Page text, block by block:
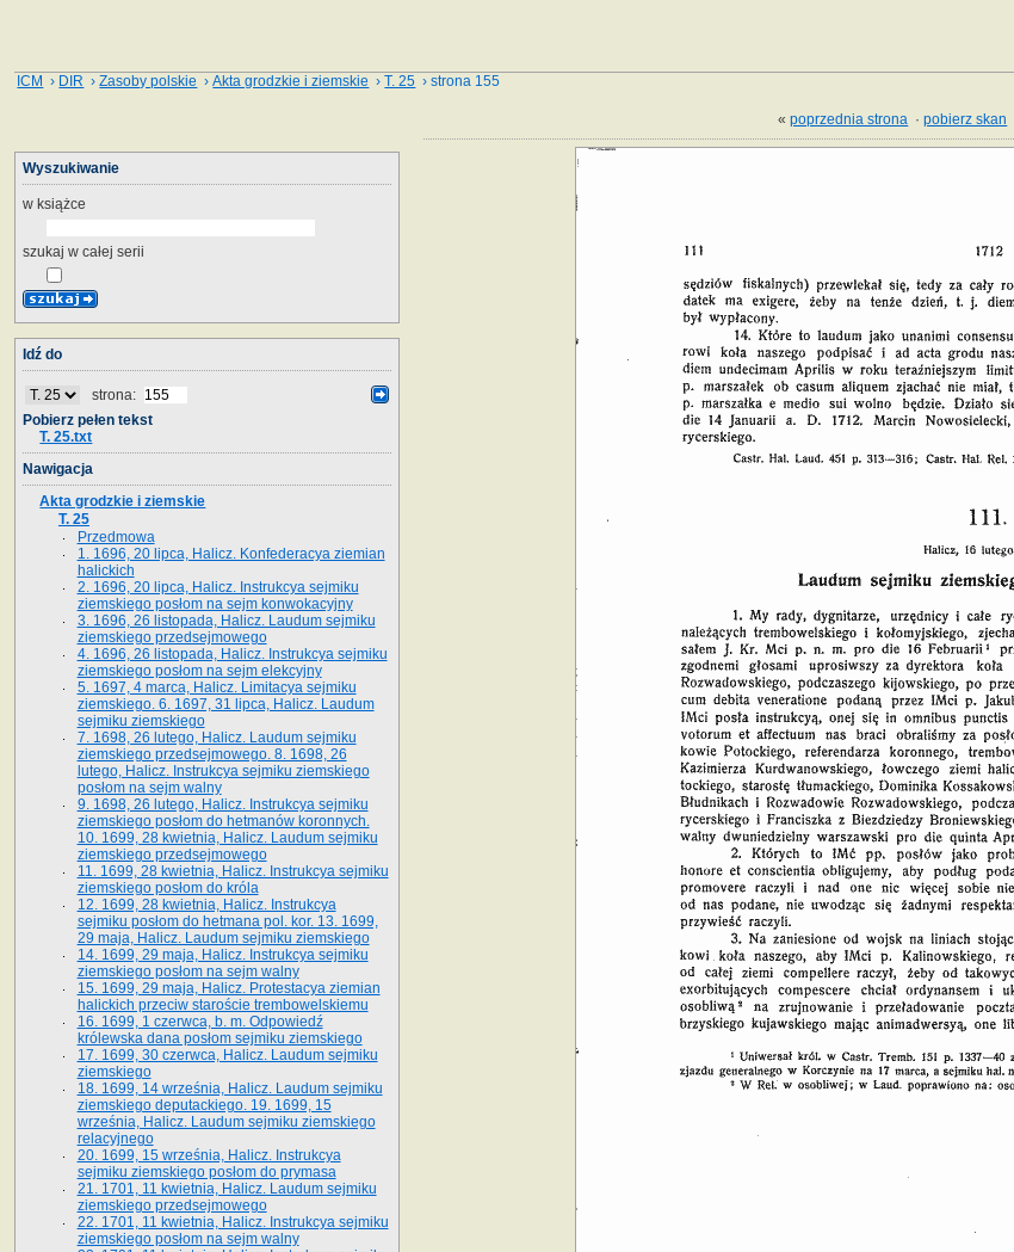
ICM › DIR ›Zasoby polskie ›Akta grodzkie i ziemskie ›T. 25 › strona 155
«poprzednia strona ·pobierz skan
Wyszukiwanie
w książce
szukaj w całej serii
Idź do
strona:
Pobierz pełen tekst
T. 25.txt
Nawigacja
Akta grodzkie i ziemskie
T. 25
Przedmowa
1. 1696, 20 lipca, Halicz. Konfederacya ziemian
halickich
2. 1696, 20 lipca, Halicz. Instrukcya sejmiku
ziemskiego posłom na sejm konwokacyjny
3. 1696, 26 listopada, Halicz. Laudum sejmiku
ziemskiego przedsejmowego
4. 1696, 26 listopada, Halicz. Instrukcya sejmiku
ziemskiego posłom na sejm elekcyjny
5. 1697, 4 marca, Halicz. Limitacya sejmiku
ziemskiego. 6. 1697, 31 lipca, Halicz. Laudum
sejmiku ziemskiego
7. 1698, 26 lutego, Halicz. Laudum sejmiku
ziemskiego przedsejmowego. 8. 1698, 26
lutego, Halicz. Instrukcya sejmiku ziemskiego
posłom na sejm walny
9. 1698, 26 lutego, Halicz. Instrukcya sejmiku
ziemskiego posłom do hetmanów koronnych.
10. 1699, 28 kwietnia, Halicz. Laudum sejmiku
ziemskiego przedsejmowego
11. 1699, 28 kwietnia, Halicz. Instrukcya sejmiku
ziemskiego posłom do króla
12. 1699, 28 kwietnia, Halicz. Instrukcya
sejmiku posłom do hetmana pol. kor. 13. 1699,
29 maja, Halicz. Laudum sejmiku ziemskiego
14. 1699, 29 maja, Halicz. Instrukcya sejmiku
ziemskiego posłom na sejm walny
15. 1699, 29 maja, Halicz. Protestacya ziemian
halickich przeciw staroście trembowelskiemu
16. 1699, 1 czerwca, b. m. Odpowiedź
królewska dana posłom sejmiku ziemskiego
17. 1699, 30 czerwca, Halicz. Laudum sejmiku
ziemskiego
18. 1699, 14 września, Halicz. Laudum sejmiku
ziemskiego deputackiego. 19. 1699, 15
września, Halicz. Laudum sejmiku ziemskiego
relacyjnego
20. 1699, 15 września, Halicz. Instrukcya
sejmiku ziemskiego posłom do prymasa
21. 1701, 11 kwietnia, Halicz. Laudum sejmiku
ziemskiego przedsejmowego
22. 1701, 11 kwietnia, Halicz. Instrukcya sejmiku
ziemskiego posłom na sejm walny